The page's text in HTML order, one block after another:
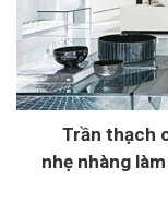
Trần thạch
nhẹ nhàng